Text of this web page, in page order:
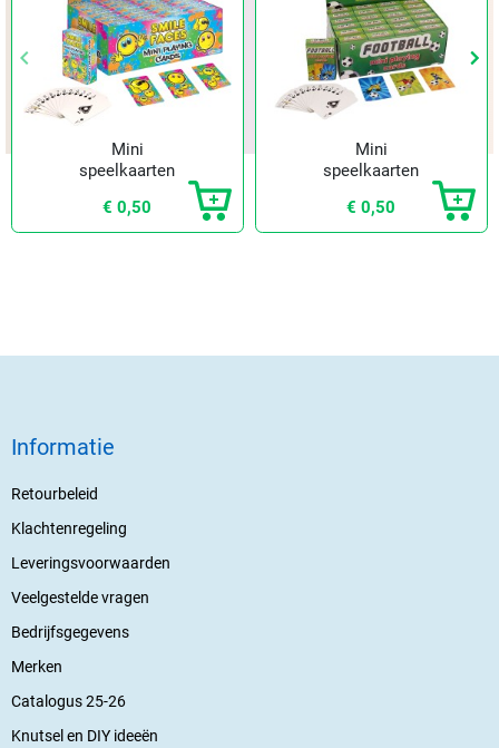
Vorige
keyboard_arrow_left keyboard_arrow_right
Vorige
keyboard_arrow_left keyboard_arrow_right
Mini
speelkaarten
€ 0,50
Mini
speelkaarten
€ 0,50
Informatie
Retourbeleid
Klachtenregeling
Leveringsvoorwaarden
Veelgestelde vragen
Bedrijfsgegevens
Merken
Catalogus 25-26
Knutsel en DIY ideeën